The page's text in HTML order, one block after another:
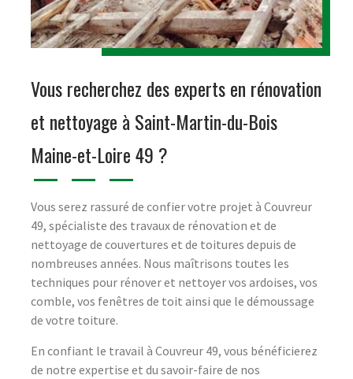
Vous recherchez des experts en rénovation
et nettoyage à Saint-Martin-du-Bois
Maine-et-Loire 49 ?
Vous serez rassuré de confier votre projet à Couvreur
49, spécialiste des travaux de rénovation et de
nettoyage de couvertures et de toitures depuis de
nombreuses années. Nous maîtrisons toutes les
techniques pour rénover et nettoyer vos ardoises, vos
comble, vos fenêtres de toit ainsi que le démoussage
de votre toiture.
En confiant le travail à Couvreur 49, vous bénéficierez
de notre expertise et du savoir-faire de nos